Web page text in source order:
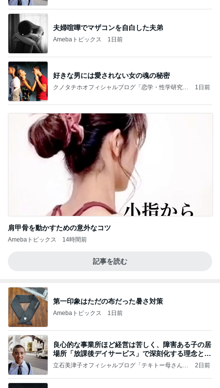
夫婦喧嘩でマザコンを自白した夫弟
Amebaトピックス 1日前
好きな男には愛されない女の魂の秘密
クノタチホオフィシャルブログ「恋学・性学研究
1日前
肩甲骨を動かすための意外なコツ
Amebaトピックス 14時間前
記事を読む
第一印象はただの布だった暑さ対策
Amebaトピックス 1日前
良心的な事業所ほど経営は苦しく、障害ある子の居
場所「放課後デイサービス」で深刻化する理念と現
実の
立石美津子オフィシャルブログ「テキトー母さんの
2日前